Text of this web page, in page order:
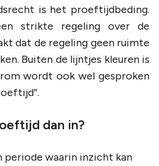
is het proeftijdbeding.
strikte regeling over de
dat de regeling geen ruimte
Buiten de lijntjes kleuren is
wordt ook wel gesproken
dan in?
periode waarin inzicht kan